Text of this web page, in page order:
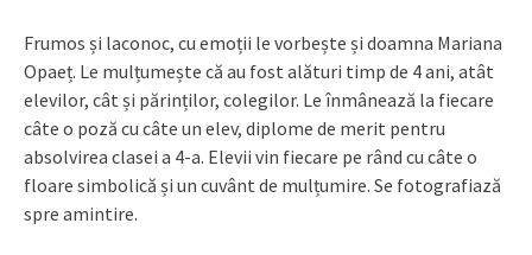
Frumos și laconoc, cu emoții le vorbește și doamna Mariana
Opaeț. Le mulțumește că au fost alături timp de 4 ani, atât
elevilor, cât și părinților, colegilor. Le înmânează la fiecare
câte o poză cu câte un elev, diplome de merit pentru
absolvirea clasei a 4-a. Elevii vin fiecare pe rând cu câte o
floare simbolică și un cuvânt de mulțumire. Se fotografiază
spre amintire.